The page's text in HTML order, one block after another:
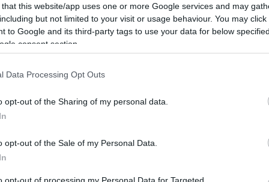
that this website/app uses one or more Google services and may
but not limited to your visit or usage behaviour. You may
to Google and its third-party tags to use your data for below
consent section.
Data Processing Opt Outs
opt-out of the Sharing of my personal data.
opt-out of the Sale of my Personal Data.
opt-out of processing my Personal Data for Targeted
και στελέχωση του σιδηροδρόμου τον
2021 και ανταποκρίθηκε. Ως προς το
για τα 293 άτομα που του ζητήθηκαν να
Νοεμβρίου του 2021, με το οποίο δίνεται
προσλήψεις με τις διαδικασίες του ΑΣΕΠ,
ότι προχώρησε και σε 200 προσλήψεις